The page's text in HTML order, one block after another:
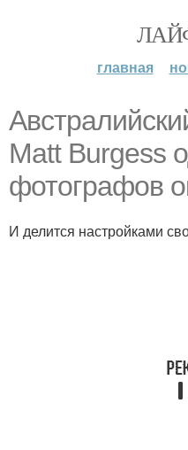
главная
Matt Burgess
фотографов
И делится настройками